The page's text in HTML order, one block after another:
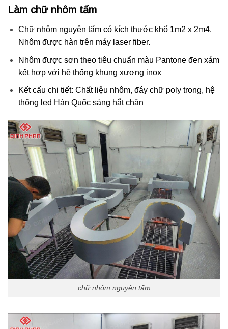
Làm chữ nhôm tấm
Chữ nhôm nguyên tấm có kích thước khổ 1m2 x 2m4.
Nhôm được hàn trên máy laser fiber.
Nhôm được sơn theo tiêu chuẩn màu Pantone đen xám
kết hợp với hệ thống khung xương inox
Kết cấu chi tiết: Chất liệu nhôm, đáy chữ poly trong, hệ
thống led Hàn Quốc sáng hắt chân
chữ nhôm nguyên tấm